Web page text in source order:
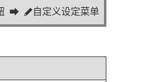
A自定义设定菜单